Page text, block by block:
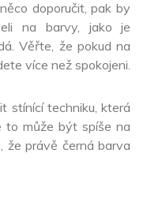
doporučit, pak by
na barvy, jako je
Věřte, že pokud na
více než spokojeni.
stínící techniku, která
to může být spíše na
že právě černá barva